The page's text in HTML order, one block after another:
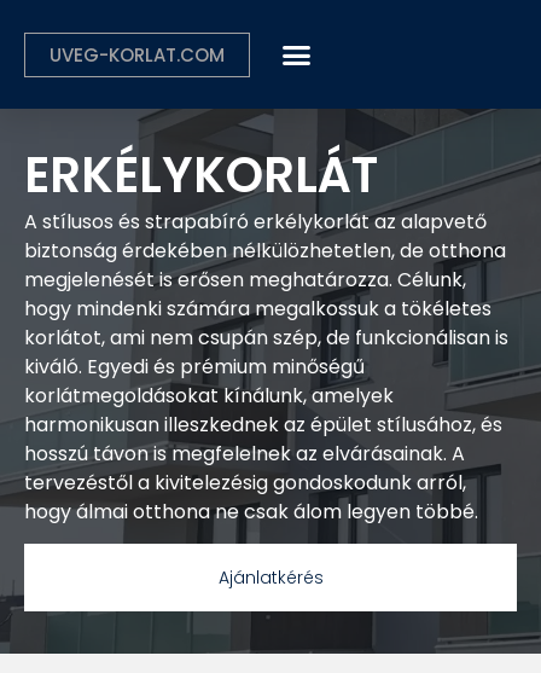
UVEG-KORLAT.COM
ERKÉLYKORLÁT
A stílusos és strapabíró erkélykorlát az alapvető
biztonság érdekében nélkülözhetetlen, de otthona
megjelenését is erősen meghatározza. Célunk,
hogy mindenki számára megalkossuk a tökéletes
korlátot, ami nem csupán szép, de funkcionálisan is
kiváló. Egyedi és prémium minőségű
korlátmegoldásokat kínálunk, amelyek
harmonikusan illeszkednek az épület stílusához, és
hosszú távon is megfelelnek az elvárásainak. A
tervezéstől a kivitelezésig gondoskodunk arról,
hogy álmai otthona ne csak álom legyen többé.
Ajánlatkérés